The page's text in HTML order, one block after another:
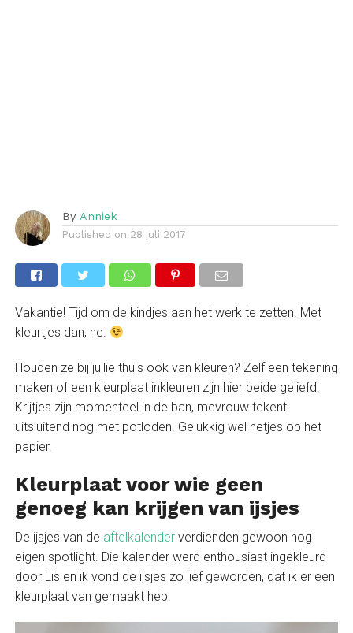
By Anniek
Published on 28 juli 2017
Vakantie! Tijd om de kindjes aan het werk te zetten. Met
kleurtjes dan, he.
Houden ze bij jullie thuis ook van kleuren? Zelf een tekening
maken of een kleurplaat inkleuren zijn hier beide geliefd.
Krijtjes zijn momenteel in de ban, mevrouw tekent
uitsluitend nog met potloden. Gelukkig wel netjes op het
papier.
Kleurplaat voor wie geen
genoeg kan krijgen van ijsjes
De ijsjes van de aftelkalenderverdienden gewoon nog
eigen spotlight. Die kalender werd enthousiast ingekleurd
door Lis en ik vond de ijsjes zo lief geworden, dat ik er een
kleurplaat van gemaakt heb.